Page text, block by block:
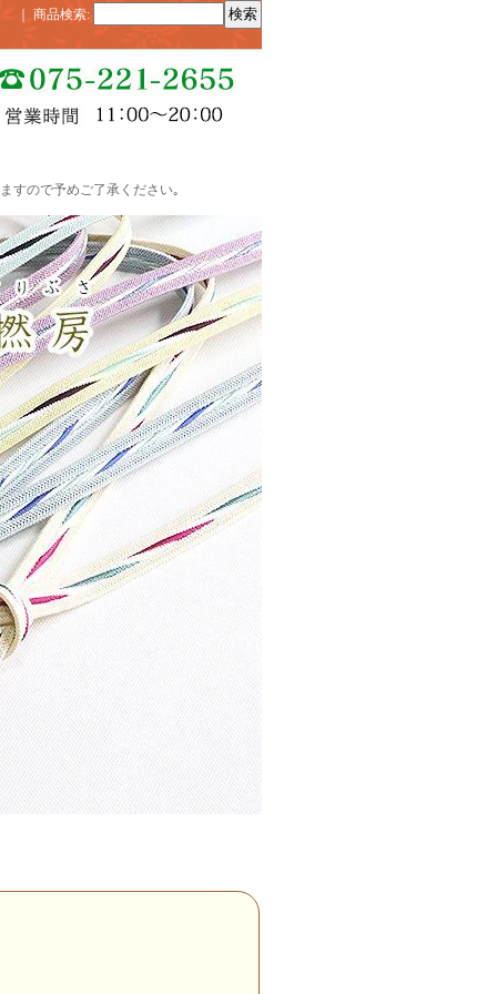
商品検索:
すので予めご了承ください｡